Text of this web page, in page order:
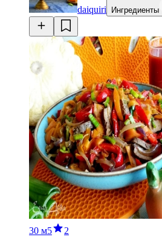
daiquiri Ингредиенты
30 м5 2